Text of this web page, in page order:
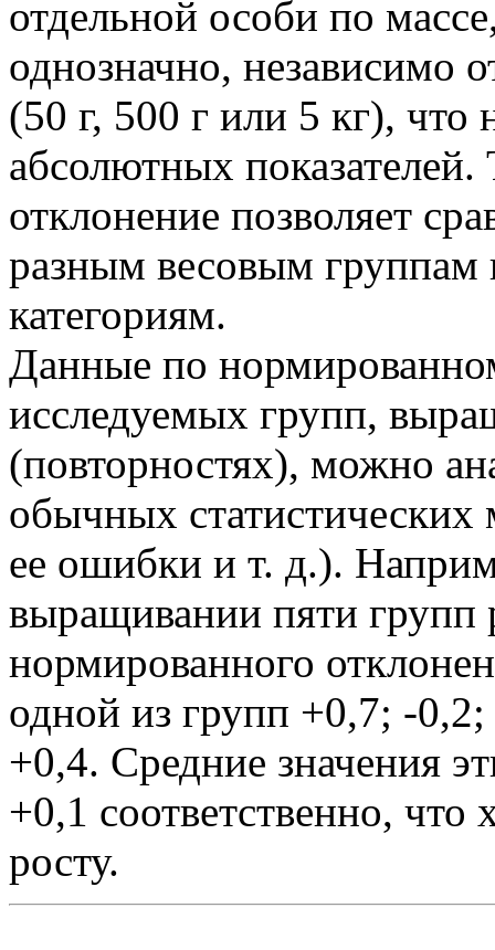
отдельной особи по
однозначно, независимо
(50 г, 500 г или 5 кг),
абсолютных
отклонение позволяет
разным весовым
категориям.
Данные по
исследуемых групп,
(повторностях), можно
обычных статистических
ее ошибки и т. д.).
выращивании пяти групп
нормированного
одной из групп +0,7; -
+0,4. Средние значения
+0,1 соответственно, что
росту.